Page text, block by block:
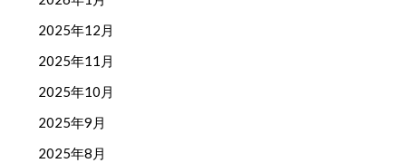
2025年12月
2025年11月
2025年10月
2025年9月
2025年8月